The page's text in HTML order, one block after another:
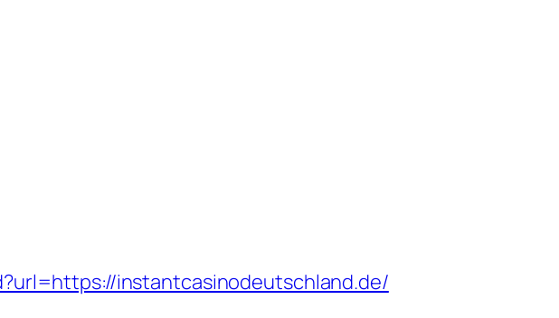
instantcasinodeutschland.de/